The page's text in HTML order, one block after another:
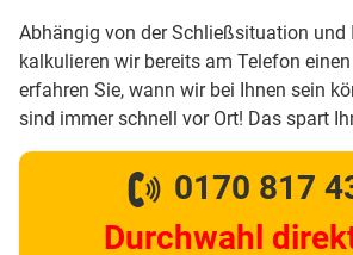
Abhängig von der Schließsituation und
kalkulieren wir bereits am Telefon
erfahren Sie, wann wir bei Ihnen sein
sind immer schnell vor Ort! Das spart
0170 817
Durchwahl